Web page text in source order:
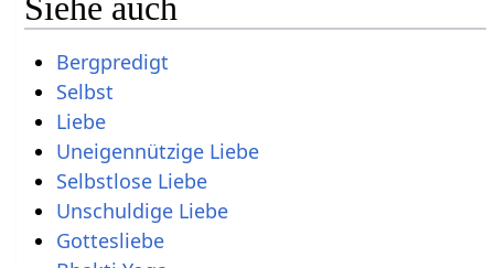
Siehe auch
Bergpredigt
Selbst
Liebe
Uneigennützige Liebe
Selbstlose Liebe
Unschuldige Liebe
Gottesliebe